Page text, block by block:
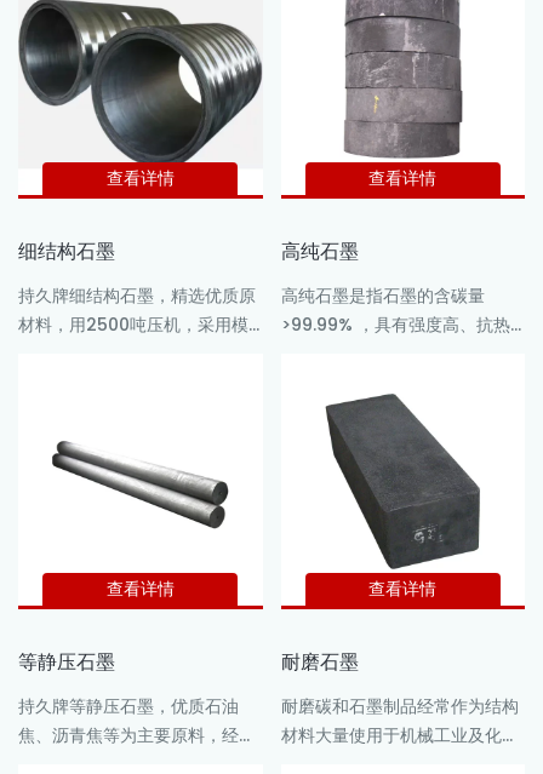
查看详情 查看详情
细结构石墨
持久牌细结构石墨，精选优质原
材料，用2500吨压机，采用模
灰分低，抗氧化性能好。
查看详情
高纯石墨
高纯石墨是指石墨的含碳量
>99.99% ，具有强度高、抗热
工等优点，是理想的无机非金属
材料。
查看详情
等静压石墨
持久牌等静压石墨，优质石油
焦、沥青焦等为主要原料，经制
耐磨石墨
耐磨碳和石墨制品经常作为结构
材料大量使用于机械工业及化工